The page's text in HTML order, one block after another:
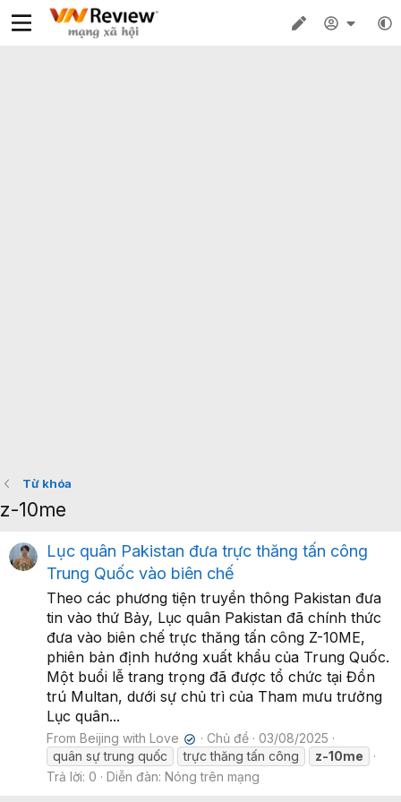
Từ khóa
z-10me
Lục quân Pakistan đưa trực thăng tấn công
Trung Quốc vào biên chế
Theo các phương tiện truyền thông Pakistan đưa
tin vào thứ Bảy, Lục quân Pakistan đã chính thức
đưa vào biên chế trực thăng tấn công Z-10ME,
phiên bản định hướng xuất khẩu của Trung Quốc.
Một buổi lễ trang trọng đã được tổ chức tại Đồn
trú Multan, dưới sự chủ trì của Tham mưu trưởng
Lục quân...
From Beijing with Love ✔ Chủ đề
03/08/2025
quân sự trung quốc
trực thăng tấn công
z-10me
Trả lời: 0
Diễn đàn: Nóng trên mạng